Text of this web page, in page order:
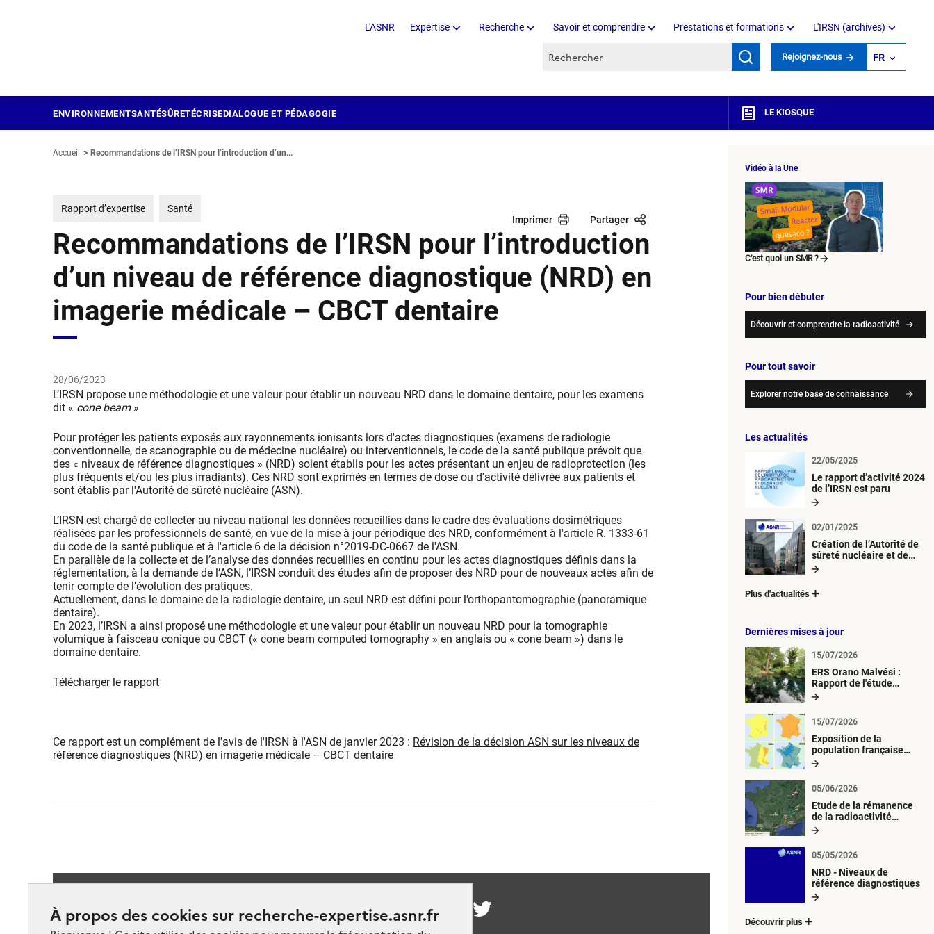
À propos des cookies sur recherche-expertise.asnr.fr
L'ASNR Expertise Recherche Savoir et comprendre Prestations et formations L'IRSN (archives)
Recherche par mots clés Rejoignez-nous FR
ENVIRONNEMENTSANTÉSÛRETÉCRISEDIALOGUE ET PÉDAGOGIE LE KIOSQUE
Accueil Recommandations de l’IRSN pour l’introduction d’un...
Imprimer Partager
Rapport d’expertise Santé
Recommandations de l’IRSN pour l’introduction
d’un niveau de référence diagnostique (NRD) en
imagerie médicale – CBCT dentaire
28/06/2023
L’IRSN propose une méthodologie et une valeur pour établir un nouveau NRD dans le domaine dentaire, pour les examens
dit « cone beam»
Pour protéger les patients exposés aux rayonnements ionisants lors d'actes diagnostiques (examens de radiologie
conventionnelle, de scanographie ou de médecine nucléaire) ou interventionnels, le code de la santé publique prévoit que
des « niveaux de référence diagnostiques » (NRD) soient établis pour les actes présentant un enjeu de radioprotection (les
plus fréquents et/ou les plus irradiants). Ces NRD sont exprimés en termes de dose ou d'activité délivrée aux patients et
sont établis par l'Autorité de sûreté nucléaire (ASN).
L’IRSN est chargé de collecter au niveau national les données recueillies dans le cadre des évaluations dosimétriques
réalisées par les professionnels de santé, en vue de la mise à jour périodique des NRD, conformément à l'article R. 1333-61
du code de la santé publique et à l'article 6 de la décision n°2019-DC-0667 de l'ASN.
En parallèle de la collecte et de l’analyse des données recueillies en continu pour les actes diagnostiques définis dans la
réglementation, à la demande de l’ASN, l’IRSN conduit des études afin de proposer des NRD pour de nouveaux actes afin de
tenir compte de l’évolution des pratiques.
Actuellement, dans le domaine de la radiologie dentaire, un seul NRD est défini pour l’orthopantomographie (panoramique
dentaire).
En 2023, l’IRSN a ainsi proposé une méthodologie et une valeur pour établir un nouveau NRD pour la tomographie
volumique à faisceau conique ou CBCT (« cone beam computed tomography » en anglais ou « cone beam ») dans le
domaine dentaire.
Télécharger le rapport
Ce rapport est un complément de l'avis de l'IRSN à l'ASN de janvier 2023 : Révision de la décision ASN sur les niveaux de
référence diagnostiques (NRD) en imagerie médicale – CBCT dentaire
Vidéo à la Une
C’est quoi un SMR ?
Pour bien débuter
Découvrir et comprendre la radioactivité
Pour tout savoir
Explorer notre base de connaissance
Les actualités
Le rapport d’activité 2024
de l’IRSN est paru
22/05/2025
Création de l’Autorité de
sûreté nucléaire et de
radioprotection (ASNR)
02/01/2025
Plus d'actualités
Dernières mises à jour
ERS Orano Malvési :
Rapport de l'étude
radiologique du milieu
15/07/2026
Exposition de la
population française
métropolitaine aux
atmosphériques
radioactives depuis 1945
15/07/2026
Etude de la rémanence
de la radioactivité
d’origine artificielle
05/06/2026
NRD - Niveaux de
référence diagnostiques
05/05/2026
Découvrir plus
Suivez-nous